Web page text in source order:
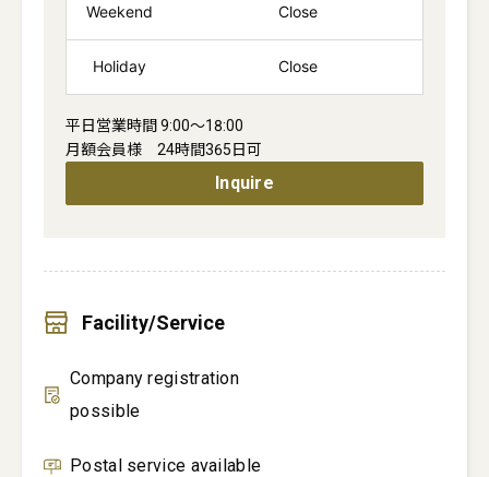
Weekend Close
Holiday Close
平日営業時間 9:00〜18:00
月額会員様　24時間365日可
Inquire
Facility/Service
Company registration
possible
Postal service available